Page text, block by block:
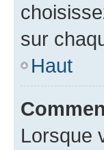
sur
Haut
Lorsque